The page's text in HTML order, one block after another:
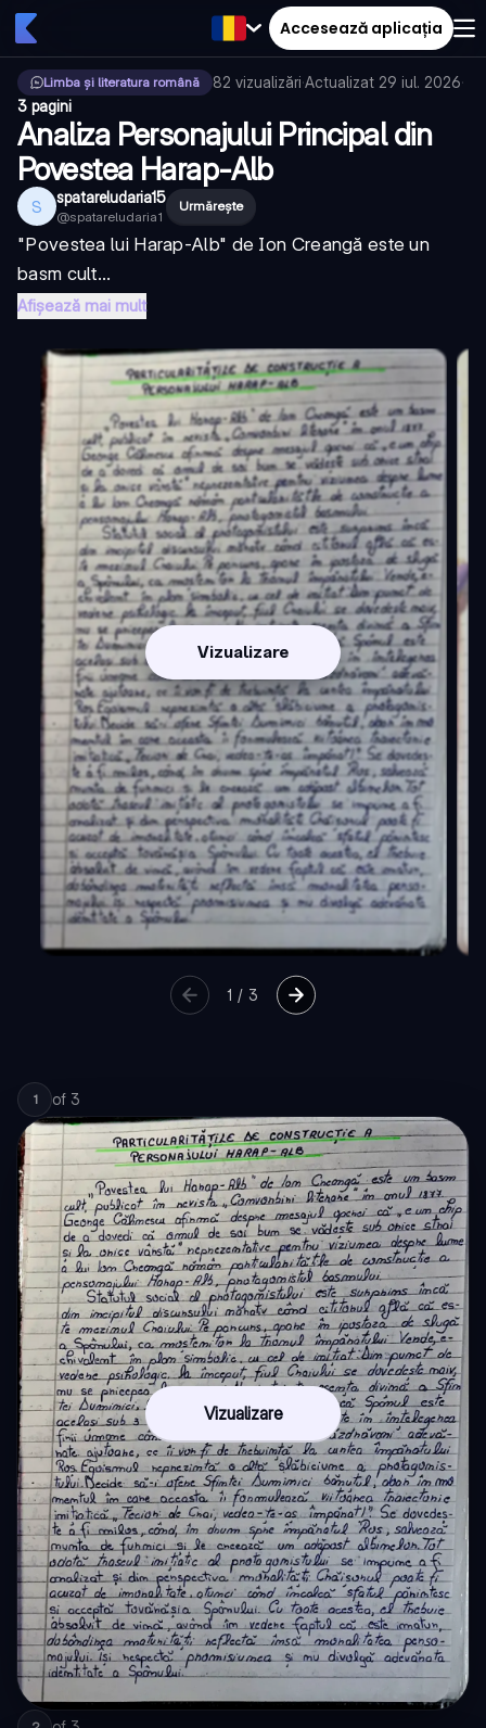
Accesează aplicația
Limba și literatura română 82 vizualizări·Actualizat 29 iul. 2026·
3 pagini
Analiza Personajului Principal din
Povestea Harap-Alb
S spatareludaria15
@spatareludaria1
Urmărește
"Povestea lui Harap-Alb" de Ion Creangă este un
basm cult...
Afișează mai mult
Vizualizare
1 / 3
1 of 3
Vizualizare